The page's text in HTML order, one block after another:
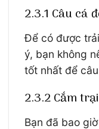
2.3.1 Câu cá
Để có được
ý, bạn không
tốt nhất để
2.3.2 Cắm
Bạn đã bao